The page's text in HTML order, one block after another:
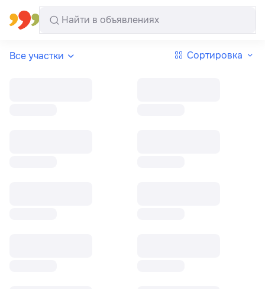
Все регионы Русский
Все участки Сортировка